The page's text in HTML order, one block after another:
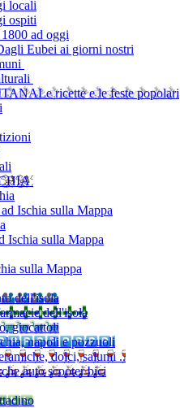
locali
ospiti
ad oggi
Eubei ai giorni nostri
Le ricette e le feste popolari
Ischia sulla Mappa
Ischia sulla Mappa
sulla Mappa
dell'isola
dell'isola
giocattoli
napoli e pozzuoli
dolci, salumi ..
auto scooter bici